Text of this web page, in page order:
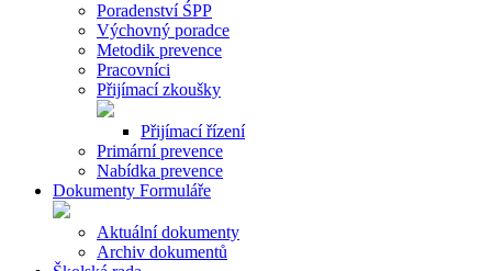
Poradenství ŚPP
Výchovný poradce
Metodik prevence
Pracovníci
Přijímací zkoušky
Přijímací řízení
Primární prevence
Nabídka prevence
Dokumenty Formuláře
Aktuální dokumenty
Archiv dokumentů